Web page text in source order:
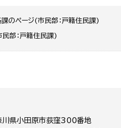
課のページ(市民部：戸籍住民課)
部：戸籍住民課)
県小田原市荻窪300番地